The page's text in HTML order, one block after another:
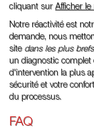
cliquant sur Afficher le
Notre réactivité est
demande, nous
site dans les plus
un diagnostic complet
d'intervention la plus
sécurité et votre
du processus.
FAQ